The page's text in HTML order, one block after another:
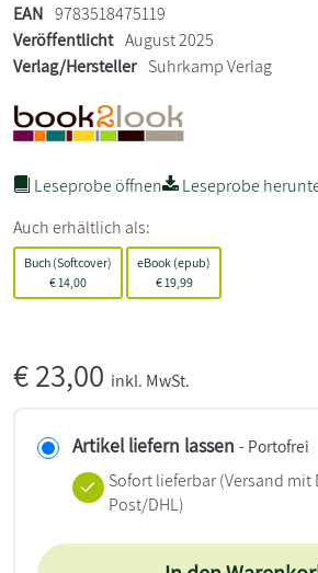
EAN 9783518475119
Veröffentlicht August 2025
Verlag/Hersteller Suhrkamp Verlag
Leseprobe öffnen
Leseprobe
Auch erhältlich als:
Buch (Softcover)
€ 14,00
eBook (epub)
€19,99
€23,00 inkl. MwSt.
Artikel liefern lassen - Portofrei
Sofort lieferbar(Versand mit
Post/DHL)